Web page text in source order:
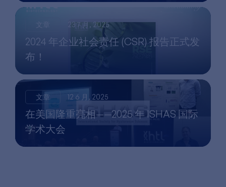
文章 23 7 月, 2025
2024 年企业社会责任 (CSR) 报告正式发
布！
文章 12 6 月, 2025
在美国隆重亮相——2025 年 ISHAS 国际
学术大会